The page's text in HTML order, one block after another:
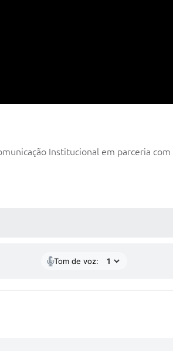
Institucional em parceria
Tom de voz: